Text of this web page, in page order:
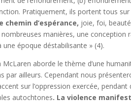
Pratiquement, ils portent tous sur
chemin d’espérance, joie, foi,
manières, une conception
une époque déstabilisante » (4).
McLaren aborde le thème d’une
par ailleurs. Cependant nous
sur l’oppression exercée,
autochtones. La violence